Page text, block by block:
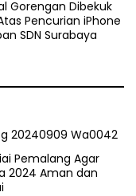
Gorengan Dibekuk
Pencurian iPhone
SDN Surabaya
Pemalang Agar
2024 Aman dan